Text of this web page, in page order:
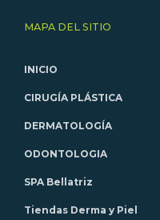
MAPA DEL SITIO
INICIO
CIRUGÍA PLÁSTICA
DERMATOLOGÍA
ODONTOLOGIA
SPA Bellatriz
Tiendas Derma y Piel